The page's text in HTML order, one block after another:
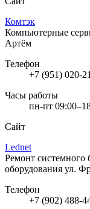
Комтэк
Компьютерные
Артём
Телефон
+7 (951) 020-
Часы работы
пн-пт
Сайт
Lednet
Ремонт
оборудования ул.
Телефон
+7 (902) 488-